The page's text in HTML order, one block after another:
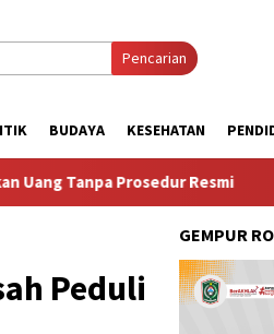
Pencarian
BUDAYA KESEHATAN
Resmi Taruna Bhakti
Peduli
GEMPUR